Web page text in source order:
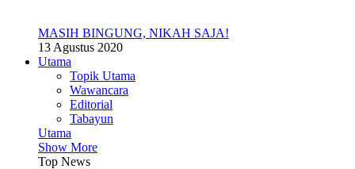
MASIH BINGUNG, NIKAH SAJA!
13 Agustus 2020
Utama
Topik Utama
Wawancara
Editorial
Tabayun
Utama
Show More
Top News